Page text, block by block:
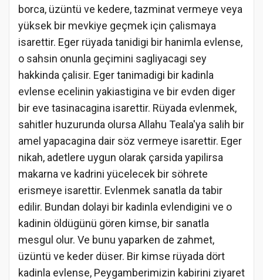
borca, üzüntü ve kedere, tazminat vermeye veya
yüksek bir mevkiye geçmek için çalismaya
isarettir. Eger rüyada tanidigi bir hanimla evlense,
o sahsin onunla geçimini sagliyacagi sey
hakkinda çalisir. Eger tanimadigi bir kadinla
evlense ecelinin yakiastigina ve bir evden diger
bir eve tasinacagina isarettir. Rüyada evlenmek,
sahitler huzurunda olursa Allahu Teala'ya salih bir
amel yapacagina dair söz vermeye isarettir. Eger
nikah, adetlere uygun olarak çarsida yapilirsa
makarna ve kadrini yücelecek bir söhrete
erismeye isarettir. Evlenmek sanatla da tabir
edilir. Bundan dolayi bir kadinla evlendigini ve o
kadinin öldügünü gören kimse, bir sanatla
mesgul olur. Ve bunu yaparken de zahmet,
üzüntü ve keder düser. Bir kimse rüyada dört
kadinla evlense, Peygamberimizin kabirini ziyaret